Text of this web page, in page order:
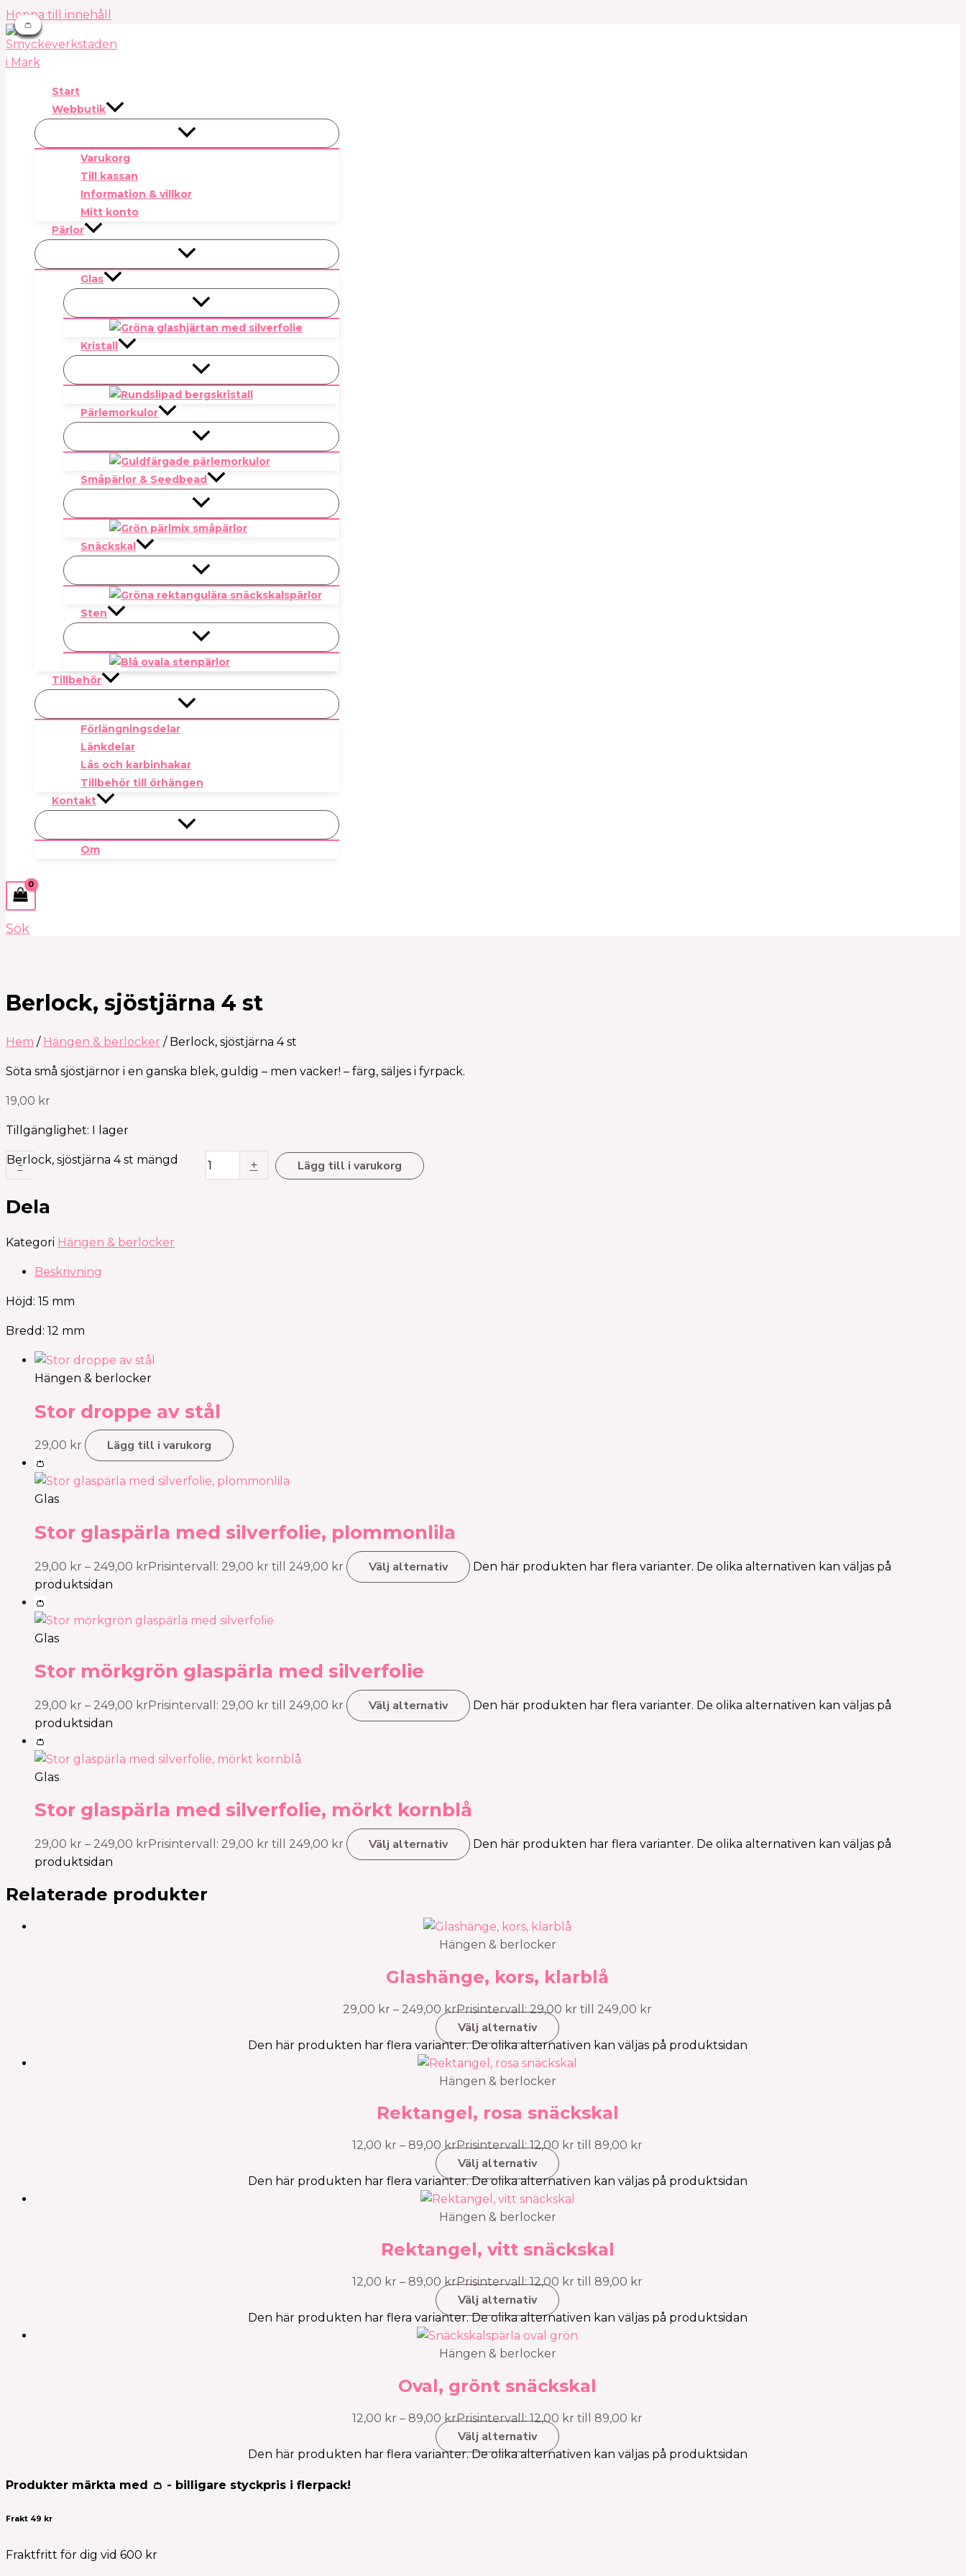
Hoppa till innehåll
Start
Webbutik
Varukorg
Till kassan
Information & villkor
Mitt konto
Pärlor
Glas
Kristall
Pärlemorkulor
Småpärlor & Seedbead
Snäckskal
Sten
Tillbehör
Förlängningsdelar
Länkdelar
Lås och karbinhakar
Tillbehör till örhängen
Kontakt
Om
Sök
Berlock, sjöstjärna 4 st
Hem / Hängen & berlocker / Berlock, sjöstjärna 4 st
Söta små sjöstjärnor i en ganska blek, guldig – men vacker! – färg, säljes i fyrpack.
19,00 kr
Tillgänglighet: I lager
-
Berlock, sjöstjärna 4 st mängd + Lägg till i varukorg
Dela
Kategori Hängen & berlocker
Beskrivning
Höjd: 15 mm
Bredd: 12 mm
Hängen & berlocker
Stor droppe av stål
29,00 kr Lägg till i varukorg
👛
Glas
Stor glaspärla med silverfolie, plommonlila
29,00 kr – 249,00 krPrisintervall: 29,00 kr till 249,00 kr Välj alternativ
Den här produkten har flera varianter. De olika alternativen kan väljas på
produktsidan
👛
Glas
Stor mörkgrön glaspärla med silverfolie
29,00 kr – 249,00 krPrisintervall: 29,00 kr till 249,00 kr Välj alternativ
Den här produkten har flera varianter. De olika alternativen kan väljas på
produktsidan
👛
Glas
Stor glaspärla med silverfolie, mörkt kornblå
29,00 kr – 249,00 krPrisintervall: 29,00 kr till 249,00 kr Välj alternativ
Den här produkten har flera varianter. De olika alternativen kan väljas på
produktsidan
Relaterade produkter
👛
👛
Hängen & berlocker
Glashänge, kors, klarblå
29,00 kr – 249,00 krPrisintervall: 29,00 kr till 249,00 kr
Välj alternativ
Den här produkten har flera varianter. De olika alternativen kan väljas på produktsidan
👛
👛
Hängen & berlocker
Rektangel, rosa snäckskal
12,00 kr – 89,00 krPrisintervall: 12,00 kr till 89,00 kr
Välj alternativ
Den här produkten har flera varianter. De olika alternativen kan väljas på produktsidan
👛
👛
Hängen & berlocker
Rektangel, vitt snäckskal
12,00 kr – 89,00 krPrisintervall: 12,00 kr till 89,00 kr
Välj alternativ
Den här produkten har flera varianter. De olika alternativen kan väljas på produktsidan
👛
👛
Hängen & berlocker
Oval, grönt snäckskal
12,00 kr – 89,00 krPrisintervall: 12,00 kr till 89,00 kr
Välj alternativ
Den här produkten har flera varianter. De olika alternativen kan väljas på produktsidan
Produkter märkta med 👛 - billigare styckpris i flerpack!
Frakt 49 kr
Fraktfritt för dig vid 600 kr